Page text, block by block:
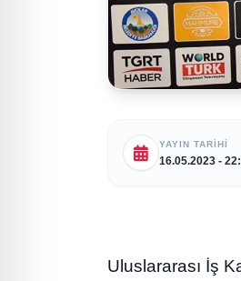
YAYIN TARIHI
16.05.2023 -
Uluslararası İş